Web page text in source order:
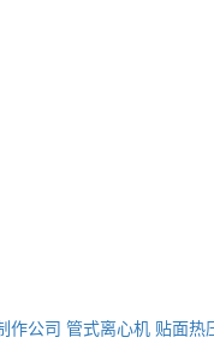
作公司 管式离心机 贴面热